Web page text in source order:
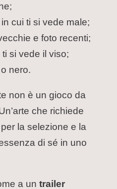
cui ti si vede male;
e foto recenti;
si vede il viso;
nero.
non è un gioco da
che richiede
la selezione e la
di sé in uno
a un trailer